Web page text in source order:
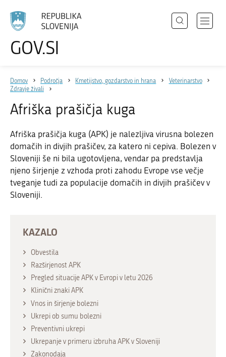
GOV.SI
Odpri
Področja
Zbirke
Dogodki
Sodelujte
Dostopnost
O spletnem mestu
Izberite
Domov Področja Kmetijstvo, gozdarstvo in hrana
Veterinarstvo
Zdravje živali
Afriška prašičja kuga
Afriška prašičja kuga (APK) je nalezljiva virusna bolezen
domačih in divjih prašičev, za katero ni cepiva. Bolezen v
Sloveniji še ni bila ugotovljena, vendar pa predstavlja
njeno širjenje z vzhoda proti zahodu Evrope vse večje
tveganje tudi za populacije domačih in divjih prašičev v
Sloveniji.
KAZALO
Obvestila
Razširjenost APK
Pregled situacije APK v Evropi v letu 2026
Klinični znaki APK
Vnos in širjenje bolezni
Ukrepi ob sumu bolezni
Preventivni ukrepi
Ukrepanje v primeru izbruha APK v Sloveniji
Zakonodaja